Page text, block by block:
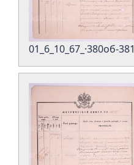
01_6_10_67_·380об-381